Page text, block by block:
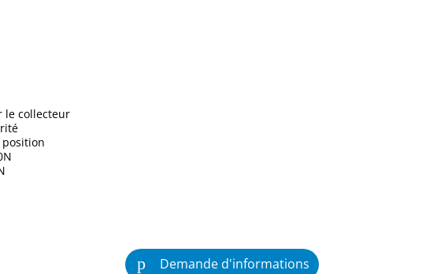
le collecteur
position
Demande d'informations